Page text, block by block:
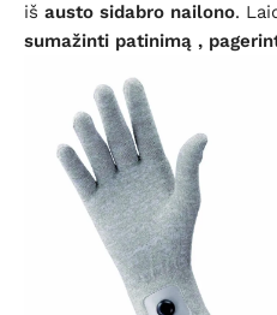
iš austo sidabro nailono.
sumažinti patinimą ,